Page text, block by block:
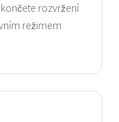
rozvržení
režimem